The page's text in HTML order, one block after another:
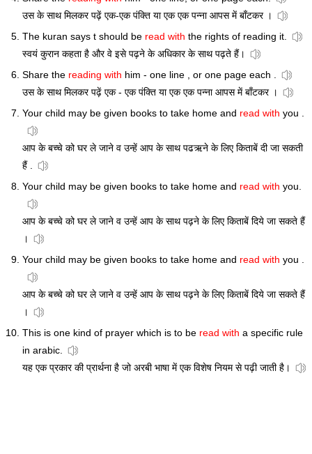
उस के साथ मिलकर पढ़ें एक-एक पंक्ति या एक एक पन्ना आपस में बाँटकर ।
The kuran says t should be read with the rights of reading it.
स्वयं कुरान कहता है और वे इसे पढ़ने के अधिकार ‎के साथ पढ़ते हैं।
Share the reading with him - one line , or one page each .
उस के साथ मिलकर पढ़ें एक - एक पंक्ति या एक एक पन्ना आपस में बाँटकर ।
Your child may be given books to take home and read with you .
आप के बच्चे को घर ले जाने व उन्हें आप के साथ पढऋने के लिए किताबें दी जा सकती
हैं .
Your child may be given books to take home and read with you.
आप के बच्चे को घर ले जाने व उन्हें आप के साथ पढ़ने के लिए किताबें दिये जा सकते हैं
।
Your child may be given books to take home and read with you .
आप के बच्चे को घर ले जाने व उन्हें आप के साथ पढ़ने के लिए किताबें दिये जा सकते हैं
।
This is one kind of prayer which is to be read with a specific rule
in arabic.
यह एक प्रकार की प्रार्थना है जो अरबी भाषा में एक विशेष नियम से पढ़ी जाती है।